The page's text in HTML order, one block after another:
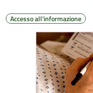
Accesso all'informazione